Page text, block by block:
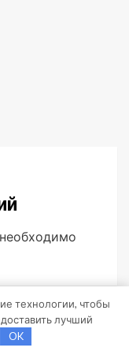
технологии, чтобы
лучший
OK